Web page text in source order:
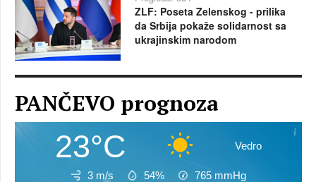
ZLF: Poseta Zelenskog - prilika
da Srbija pokaže solidarnost sa
ukrajinskim narodom
PANČEVO prognoza
23°C Vedro
3 m/s 54% 765 mmHg